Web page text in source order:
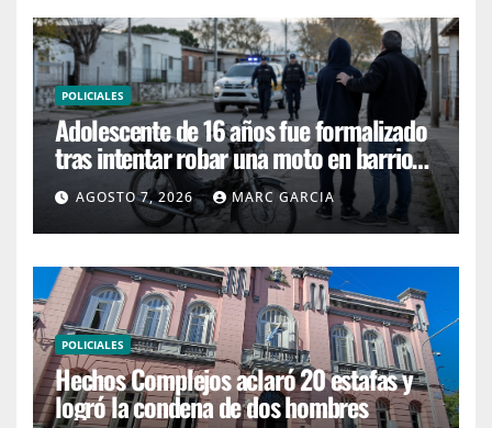
POLICIALES
Adolescente de 16 años fue formalizado
tras intentar robar una moto en barrio
4HAGOSTO 7, 2026 MARC GARCIA
POLICIALES
Hechos Complejos aclaró 20 estafas y
logró la condena de dos hombres